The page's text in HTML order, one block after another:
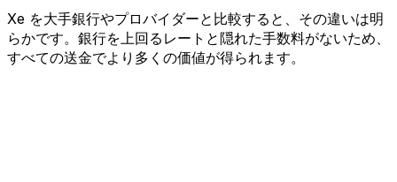
Xe を大手銀行やプロバイダーと比較すると、その違いは明
らかです。銀行を上回るレートと隠れた手数料がないため、
すべての送金でより多くの価値が得られます。